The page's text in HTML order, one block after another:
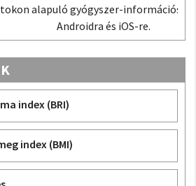
gyógyszer-információs tudástár
Androidra és iOS-re.
index (BRI)
index (BMI)